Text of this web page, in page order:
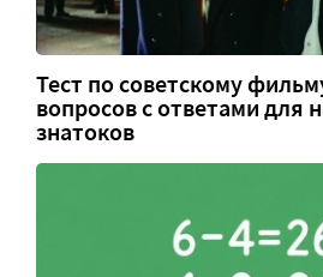
Тест по советскому
вопросов с ответами для
знатоков